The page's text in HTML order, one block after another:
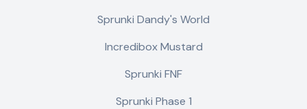
Sprunki Dandy's World
Incredibox Mustard
Sprunki FNF
Sprunki Phase 1